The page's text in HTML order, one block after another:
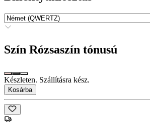
Szín Rózsaszín tónusú
Készleten. Szállításra kész.
Kosárba